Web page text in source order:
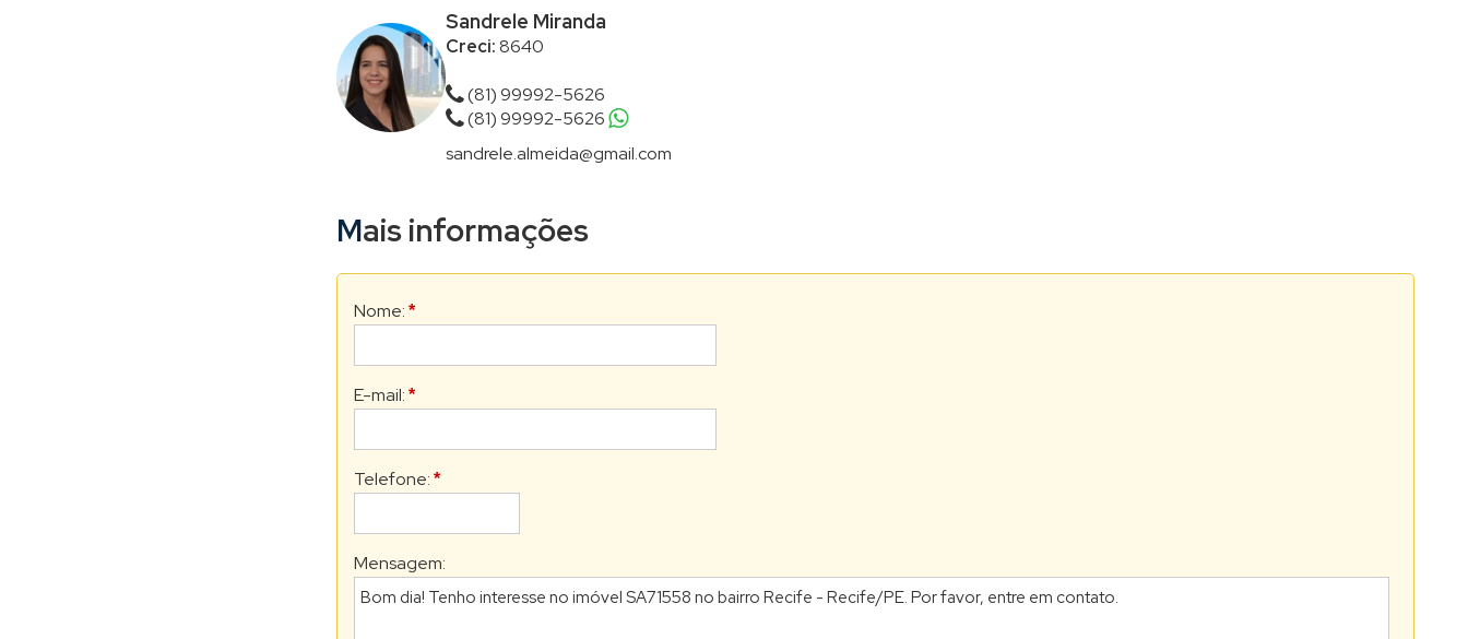
Sandrele Miranda
Creci:8640
(81) 99992-5626
(81) 99992-5626
sandrele.almeida@gmail.com
Mais informações
Nome: *
E-mail: *
Telefone: *
Mensagem: